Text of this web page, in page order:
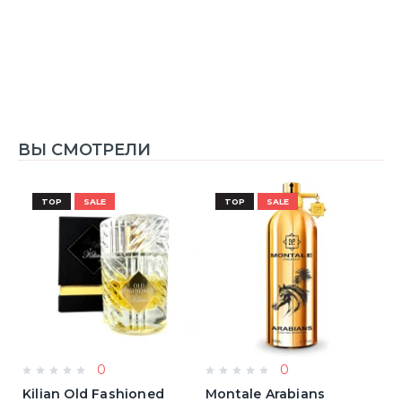
ВЫ СМОТРЕЛИ
TOP SALE
0
Kilian Old Fashioned
TOP SALE
0
Montale Arabians